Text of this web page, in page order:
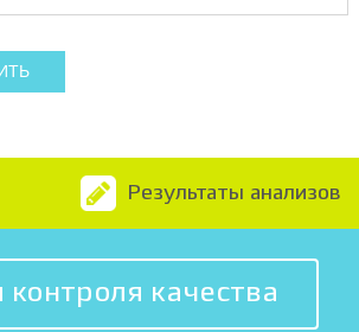
Результаты анализов
контроля качества